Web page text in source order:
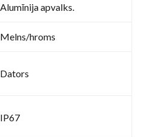
Alumīnija apvalks.
Melns/hroms
Dators
IP67